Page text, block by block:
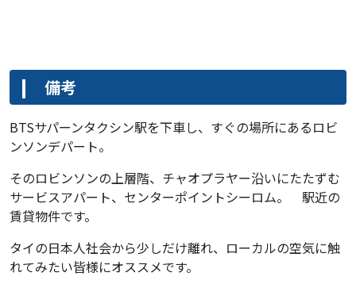
備考
BTSサパーンタクシン駅を下車し、すぐの場所にあるロビ
ンソンデパート。
そのロビンソンの上層階、チャオプラヤー沿いにたたずむ
サービスアパート、センターポイントシーロム。 駅近の
賃貸物件です。
タイの日本人社会から少しだけ離れ、ローカルの空気に触
れてみたい皆様にオススメです。